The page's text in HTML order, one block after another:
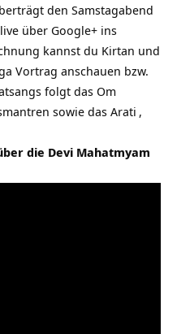
den Samstagabend
über Google+ ins
kannst du Kirtan und
Vortrag anschauen bzw.
folgt das Om
sowie das Arati ,
die Devi Mahatmyam